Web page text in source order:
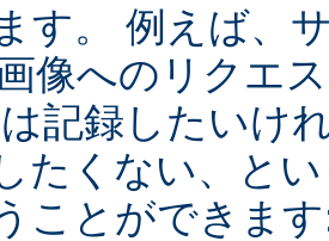
す。 例えば、
像へのリクエ
記録したいけ
たくない、と
ことができま